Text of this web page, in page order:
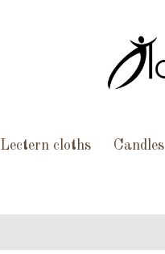
Lectern cloths Candles